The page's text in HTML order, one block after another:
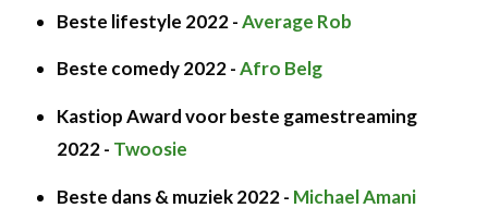
Beste lifestyle 2022 -Average Rob
Beste comedy 2022 -Afro Belg
Kastiop Award voor beste gamestreaming
2022 - Twoosie
Beste dans & muziek 2022 - Michael Amani